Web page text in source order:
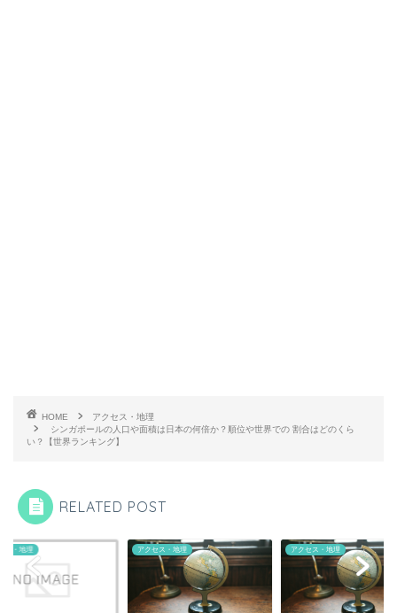
HOME
アクセス・地理
シンガポールの人口や面積は日本の何倍か？順位や世界での 割合はどのくら
い？【世界ランキング】
RELATED POST
ス・地理 アクセス・地理 アクセス・地理